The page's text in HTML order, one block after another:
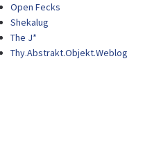
Open Fecks
Shekalug
The J*
Thy.Abstrakt.Objekt.Weblog